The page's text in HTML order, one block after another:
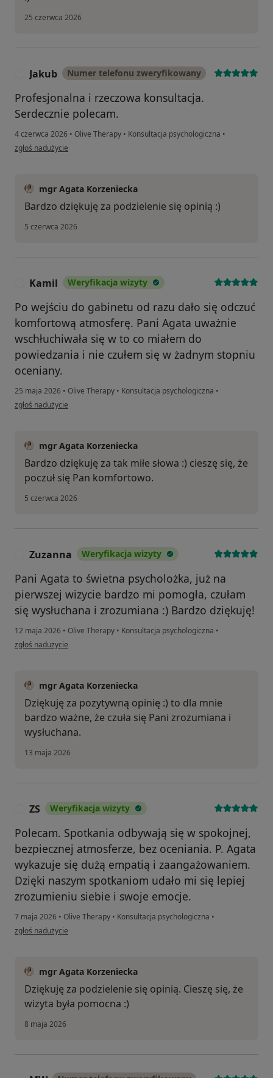
25 czerwca 2026
Jakub Numer telefonu zweryfikowany
Profesjonalna i rzeczowa konsultacja.
Serdecznie polecam.
4 czerwca 2026 • Olive Therapy • Konsultacja psychologiczna •
w opinii użytkownika Jakub
zgłoś nadużycie
mgr Agata Korzeniecka
Bardzo dziękuję za podzielenie się opinią :)
5 czerwca 2026
Kamil Weryfikacja wizyty
Po wejściu do gabinetu od razu dało się odczuć
komfortową atmosferę. Pani Agata uważnie
wschłuchiwała się w to co miałem do
powiedzania i nie czułem się w żadnym stopniu
oceniany.
25 maja 2026 • Olive Therapy • Konsultacja psychologiczna •
w opinii użytkownika Kamil
zgłoś nadużycie
mgr Agata Korzeniecka
Bardzo dziękuję za tak miłe słowa :) cieszę się, że
poczuł się Pan komfortowo.
5 czerwca 2026
Zuzanna Weryfikacja wizyty
Pani Agata to świetna psycholożka, już na
pierwszej wizycie bardzo mi pomogła, czułam
się wysłuchana i zrozumiana :) Bardzo dziękuję!
12 maja 2026 • Olive Therapy • Konsultacja psychologiczna •
w opinii użytkownika Zuzanna
zgłoś nadużycie
mgr Agata Korzeniecka
Dziękuję za pozytywną opinię :) to dla mnie
bardzo ważne, że czuła się Pani zrozumiana i
wysłuchana.
13 maja 2026
ZS Weryfikacja wizyty
Polecam. Spotkania odbywają się w spokojnej,
bezpiecznej atmosferze, bez oceniania. P. Agata
wykazuje się dużą empatią i zaangażowaniem.
Dzięki naszym spotkaniom udało mi się lepiej
zrozumieniu siebie i swoje emocje.
7 maja 2026 • Olive Therapy • Konsultacja psychologiczna •
w opinii użytkownika ZS
zgłoś nadużycie
mgr Agata Korzeniecka
Dziękuję za podzielenie się opinią. Cieszę się, że
wizyta była pomocna :)
8 maja 2026